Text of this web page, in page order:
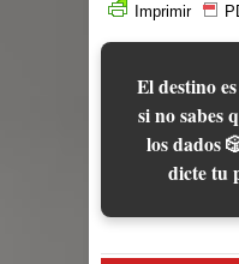
Imprimir
El destino
si no sabes
los dados
dicte tu